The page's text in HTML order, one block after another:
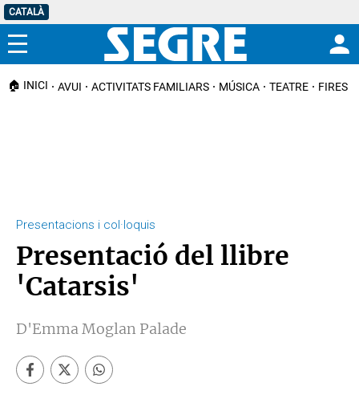
CATALÀ
Menú
🏠 INICI AVUI ACTIVITATS FAMILIARS MÚSICA TEATRE FIRES I
Presentacions i col·loquis
Presentació del llibre
'Catarsis'
D'Emma Moglan Palade